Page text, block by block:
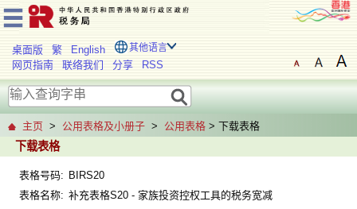
桌面版 繁 English 其他语言
网页指南 联络我们 分享 RSS
主页 > 公用表格及小册子 > 公用表格 > 下载表格
下载表格
表格号码: BIRS20
表格名称: 补充表格S20 - 家族投资控权工具的税务宽减